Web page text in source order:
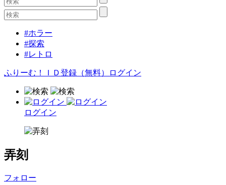
#ホラー
#探索
#レトロ
ふりーむ！ＩＤ登録（無料） ログイン
ログイン
弄刻
フォロー